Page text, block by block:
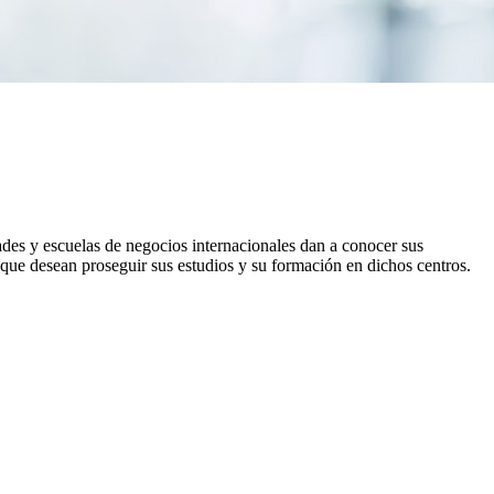
y escuelas de negocios internacionales dan a conocer sus
desean proseguir sus estudios y su formación en dichos centros.